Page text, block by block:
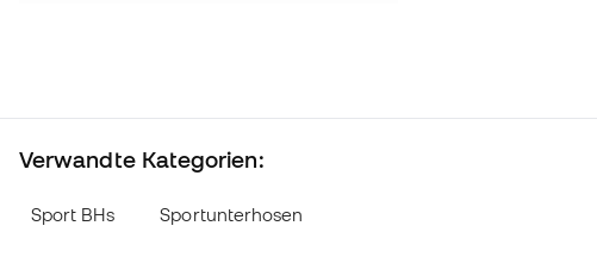
Verwandte Kategorien:
Sport BHs Sportunterhosen